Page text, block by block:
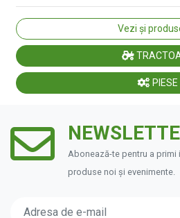
Vezi și
PIESE
Abonează-te pentru a primi
produse noi și evenimente.